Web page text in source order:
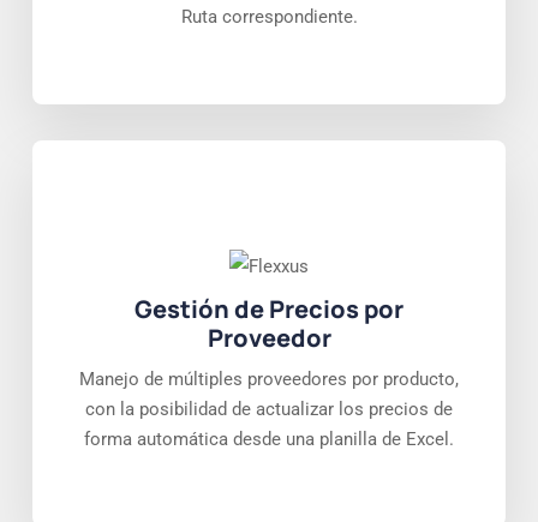
Ruta correspondiente.
Gestión de Precios por
Proveedor
Manejo de múltiples proveedores por producto,
con la posibilidad de actualizar los precios de
forma automática desde una planilla de Excel.